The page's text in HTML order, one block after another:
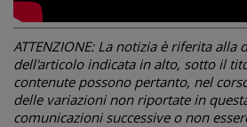
ATTENZIONE: La notizia è riferita alla
dell'articolo indicata in alto, sotto il
contenute possono pertanto, nel
delle variazioni non riportate in
comunicazioni successive o non